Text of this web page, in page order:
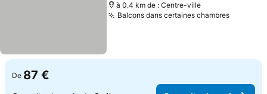
à 0.4 km de : Centre-ville
Balcons dans certaines chambres
De 87 €